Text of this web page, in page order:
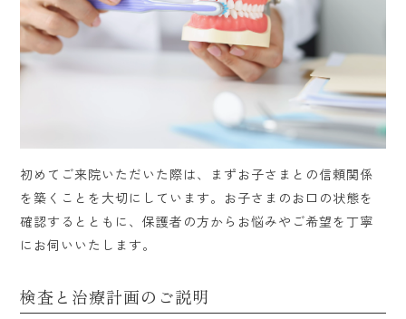
初めてご来院いただいた際は、まずお子さまとの信頼関係
を築くことを大切にしています。お子さまのお口の状態を
確認するとともに、保護者の方からお悩みやご希望を丁寧
にお伺いいたします。
検査と治療計画のご説明